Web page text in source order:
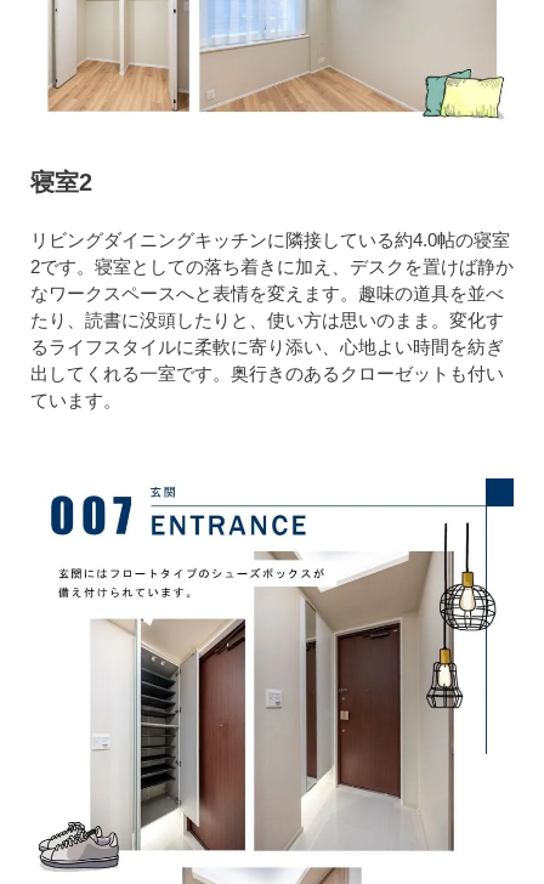
寝室2
リビングダイニングキッチンに隣接している約4.0帖の寝室
2です。寝室としての落ち着きに加え、デスクを置けば静か
なワークスペースへと表情を変えます。趣味の道具を並べ
たり、読書に没頭したりと、使い方は思いのまま。変化す
るライフスタイルに柔軟に寄り添い、心地よい時間を紡ぎ
出してくれる一室です。奥行きのあるクローゼットも付い
ています。